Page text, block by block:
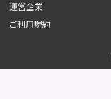
運営企業
ご利用規約